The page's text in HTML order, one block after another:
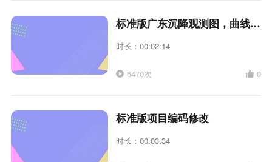
标准版广东沉降观测图，曲线图生成
时长：00:02:14
6470次 0
标准版项目编码修改
时长：00:03:34